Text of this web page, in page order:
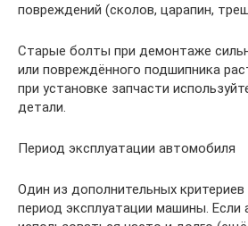
повреждений (сколов, царапин,
Старые болты при демонтаже
или повреждённого подшипника
при установке запчасти
детали.
Период эксплуатации автомобиля
Один из дополнительных
период эксплуатации машины. Если